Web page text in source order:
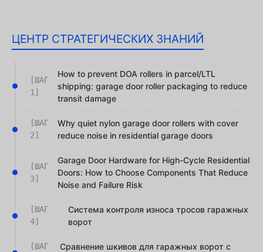
ЦЕНТР СТРАТЕГИЧЕСКИХ ЗНАНИЙ
[ШАГ
1]
How to prevent DOA rollers in parcel/LTL
shipping: garage door roller packaging to reduce
transit damage
[ШАГ
2]
Why quiet nylon garage door rollers with cover
reduce noise in residential garage doors
[ШАГ
3]
Garage Door Hardware for High-Cycle Residential
Doors: How to Choose Components That Reduce
Noise and Failure Risk
[ШАГ
4]
Система контроля износа тросов гаражных
ворот
[ШАГ
Сравнение шкивов для гаражных ворот с